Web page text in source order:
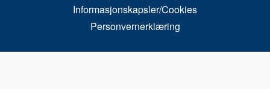
Informasjonskapsler/Cookies
Personvernerklæring